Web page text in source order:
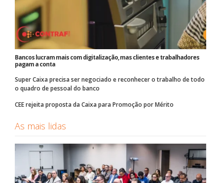
Bancos lucram mais com digitalização, mas clientes e trabalhadores
pagam a conta
Super Caixa precisa ser negociado e reconhecer o trabalho de todo
o quadro de pessoal do banco
CEE rejeita proposta da Caixa para Promoção por Mérito
As mais lidas